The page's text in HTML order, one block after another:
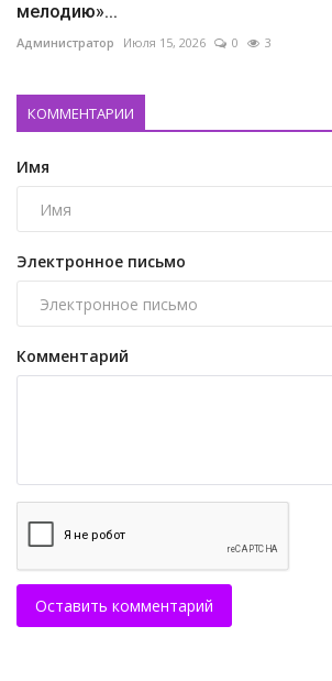
мелодию»...
Администратор Июля 15, 2026 0 3
КОММЕНТАРИИ
Имя
Электронное письмо
Комментарий
Оставить комментарий